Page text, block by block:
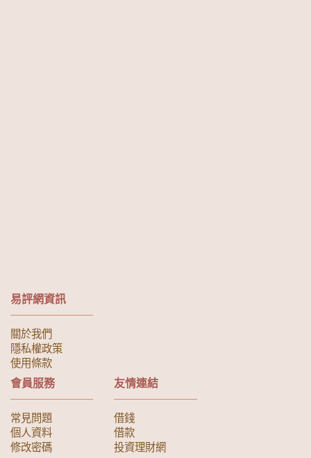
易評網資訊
關於我們
隱私權政策
使用條款
會員服務
常見問題
個人資料
修改密碼
友情連結
借錢
借款
投資理財網